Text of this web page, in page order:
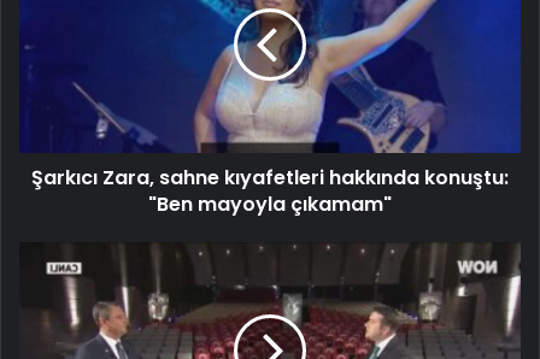
Şarkıcı Zara, sahne kıyafetleri hakkında konuştu:
"Ben mayoyla çıkamam"